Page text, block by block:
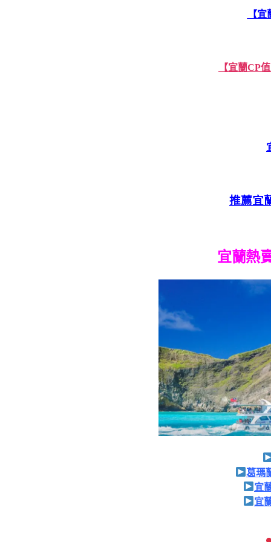
【
【宜蘭CP
推薦宜
宜蘭熱
葛瑪
宜
宜